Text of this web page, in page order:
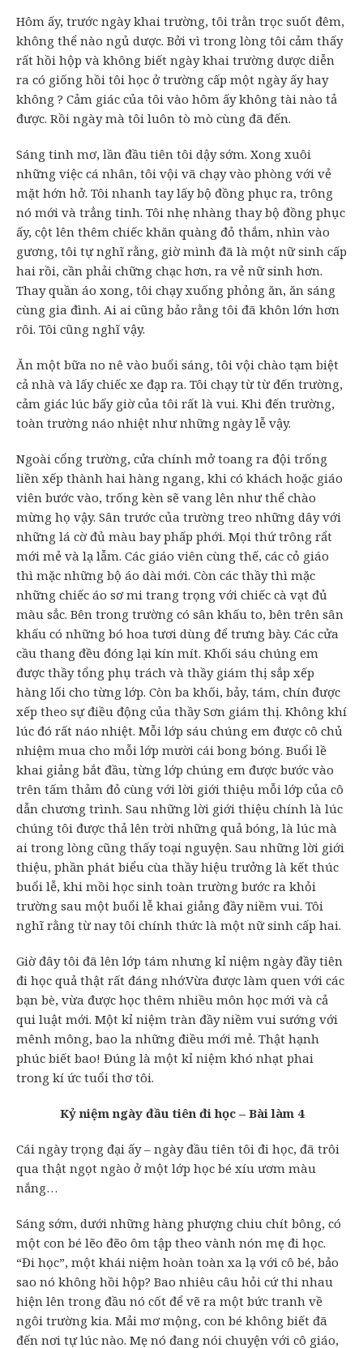
Hôm ấy, trước ngày khai trường, tôi trằn trọc suốt đêm,
không thể nào ngủ dược. Bởi vì trong lòng tôi cảm thấy
rất hồi hộp và không biết ngày khai trường dược diễn
ra có giống hồi tôi học ở trường cấp một ngày ấy hay
không ? Cảm giác của tôi vào hôm ấy không tài nào tả
được. Rồi ngày mà tôi luôn tò mò cùng đã đến.
Sáng tinh mơ, lần đầu tiên tôi dậy sớm. Xong xuôi
những việc cá nhân, tôi vội vã chạy vào phòng với vẻ
mặt hớn hở. Tôi nhanh tay lấy bộ đồng phục ra, trông
nó mới và trẳng tinh. Tôi nhẹ nhàng thay bộ đồng phục
ấy, cột lên thêm chiếc khăn quàng đỏ thắm, nhìn vào
gương, tôi tự nghĩ rằng, giờ mình đã là một nữ sinh cấp
hai rồi, cần phải chững chạc hơn, ra vẻ nữ sinh hơn.
Thay quần áo xong, tôi chạy xuống phỏng ăn, ăn sáng
cùng gia đình. Ai ai cũng bảo rằng tôi đã khôn lớn hơn
rôi. Tôi cũng nghĩ vậy.
Ăn một bữa no nê vào buổi sáng, tôi vội chào tạm biệt
cả nhà và lấy chiếc xe đạp ra. Tôi chạy từ từ đến trường,
cảm giác lúc bấy giờ của tôi rất là vui. Khi đến trường,
toàn trường náo nhiệt như những ngày lễ vậy.
Ngoài cổng trường, cửa chính mở toang ra đội trống
liền xếp thành hai hàng ngang, khi có khách hoặc giáo
viên bước vào, trống kèn sẽ vang lên như thể chào
mừng họ vậy. Sân trước của trường treo những dây với
những lá cờ đủ màu bay phấp phới. Mọi thứ trông rẩt
mới mẻ và lạ lẫm. Các giáo viên cùng thế, các cỏ giáo
thì mặc những bộ áo dài mới. Còn các thầy thì mặc
những chiếc áo sơ mi trang trọng với chiếc cà vạt đủ
màu sẳc. Bên trong trường có sân khấu to, bên trên sân
khấu có những bó hoa tươi dùng để trưng bày. Các cửa
cầu thang đều đóng lại kín mít. Khối sáu chúng em
được thầy tổng phụ trách và thầy giám thị sắp xếp
hàng lối cho từng lớp. Còn ba khối, bảy, tám, chín được
xếp theo sự điều động của thầy Sơn giám thị. Không khí
lúc đó rất náo nhiệt. Mỗi lớp sáu chúng em được cô chủ
nhiệm mua cho mỗi lớp mười cái bong bóng. Buổi lề
khai giảng bắt đầu, từng lớp chúng em được bước vào
trên tấm thảm đỏ cùng với lời giới thiệu mỗi lớp của cô
dẫn chương trình. Sau những lời giới thiệu chính là lúc
chúng tôi được thả lên trời những quả bóng, là lúc mà
ai trong lòng cũng thấy toại nguyện. Sau những lời giới
thiệu, phần phát biểu cùa thầy hiệu trưởng là kết thúc
buổi lễ, khi mồi học sinh toàn trường bước ra khỏi
trường sau một buổi lễ khai giảng đầy niềm vui. Tôi
nghĩ rằng từ nay tôi chính thức là một nữ sinh cấp hai.
Giờ đây tôi đã lên lớp tám nhưng kỉ niệm ngày đầy tiên
đi học quả thật rất đáng nhớ.Vừa được làm quen với các
bạn bè, vừa được học thêm nhiều môn học mới và cả
qui luật mới. Một kỉ niệm tràn đầy niềm vui sướng với
mênh mông, bao la những điều mới mẻ. Thật hạnh
phúc biết bao! Đúng là một kỉ niệm khó nhạt phai
trong kí ức tuổi thơ tôi.
Kỷ niệm ngày đầu tiên đi học – Bài làm 4
Cái ngày trọng đại ấy – ngày đầu tiên tôi đi học, đã trôi
qua thật ngọt ngào ở một lớp học bé xíu ươm màu
nắng…
Sáng sớm, dưới những hàng phượng chiu chít bông, có
một con bé lẽo đẽo ôm tập theo vành nón mẹ đi học.
“Đi học”, một khái niệm hoàn toàn xa lạ với cô bé, bảo
sao nó không hồi hộp? Bao nhiêu câu hỏi cứ thi nhau
hiện lên trong đầu nó cốt để vẽ ra một bức tranh về
ngôi trường kia. Mải mơ mộng, con bé không biết đã
đến nơi tự lúc nào. Mẹ nó đang nói chuyện với cô giáo,